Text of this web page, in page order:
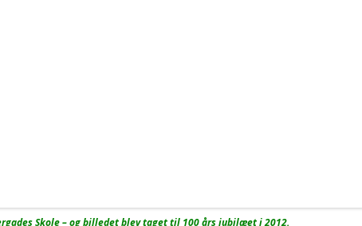
Skole – og billedet blev taget til 100 års jubilæet i 2012.